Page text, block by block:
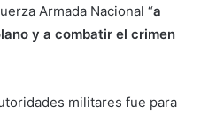
Armada Nacional “a
y a combatir el crimen
militares fue para